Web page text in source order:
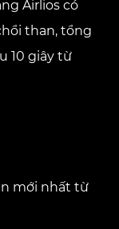
Airlios có
than, tổng
10 giây từ
mới nhất từ